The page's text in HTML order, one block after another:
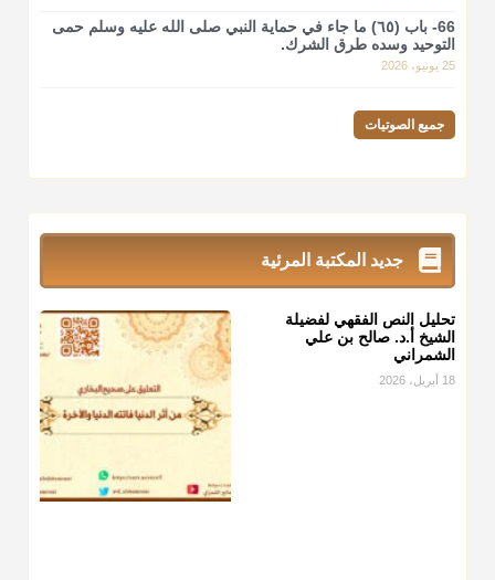
كلها سود" ابن تيمية.
منذ 3 شهر
أ.د. صالح الشمراني
المعتدلين غير مقبوضتين ولا مبسوطتين أربع مرات من الرز أو البر
أو التمر أو اللحم
منذ 3 شهر
أ.د. صالح الشمراني
من أخرج زكاة الفطر عن غيره فليخبره قبل دفعها للمستحق لينوي
، فإلم يعلم إلا بعد ذلك لم تجزه لقولهﷺ:
66- باب (٦٥) ما جاء في حماية النبي صلى الله عليه وسلم حمى
التوحيد وسده طرق الشرك.
25 يونيو، 2026
جميع الصوتيات
جديد المكتبة المرئية
تحليل النص الفقهي لفضيلة
الشيخ أ.د. صالح بن علي
الشمراني
18 أبريل، 2026